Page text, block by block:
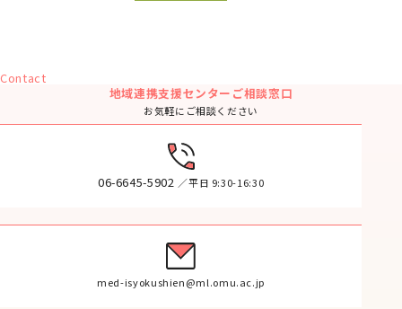
Contact
地域連携支援センターご相談窓口
お気軽にご相談ください
06-6645-5902 ／平日 9:30-16:30
med-isyokushien@ml.omu.ac.jp